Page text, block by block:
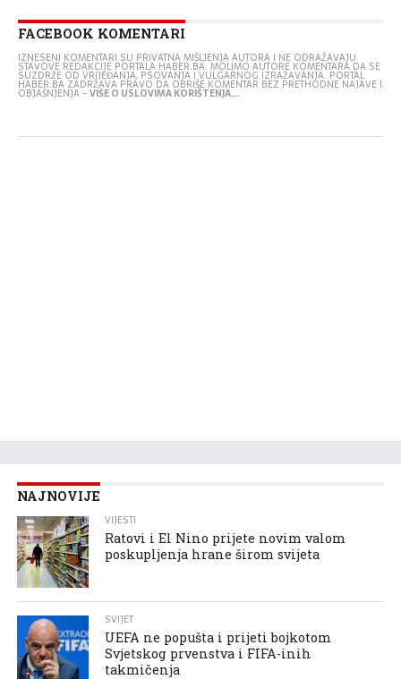
FACEBOOK KOMENTARI
IZNESENI KOMENTARI SU PRIVATNA MIŠLJENJA AUTORA I NE ODRAŽAVAJU
STAVOVE REDAKCIJE PORTALA HABER.BA. MOLIMO AUTORE KOMENTARA DA SE
SUZDRŽE OD VRIJEĐANJA, PSOVANJA I VULGARNOG IZRAŽAVANJA. PORTAL
HABER.BA ZADRŽAVA PRAVO DA OBRIŠE KOMENTAR BEZ PRETHODNE NAJAVE I
OBJAŠNJENJA -VIŠE O USLOVIMA KORIŠTENJA...
NAJNOVIJE
VIJESTI
Ratovi i El Nino prijete novim valom
poskupljenja hrane širom svijeta
SVIJET
UEFA ne popušta i prijeti bojkotom
Svjetskog prvenstva i FIFA-inih
takmičenja